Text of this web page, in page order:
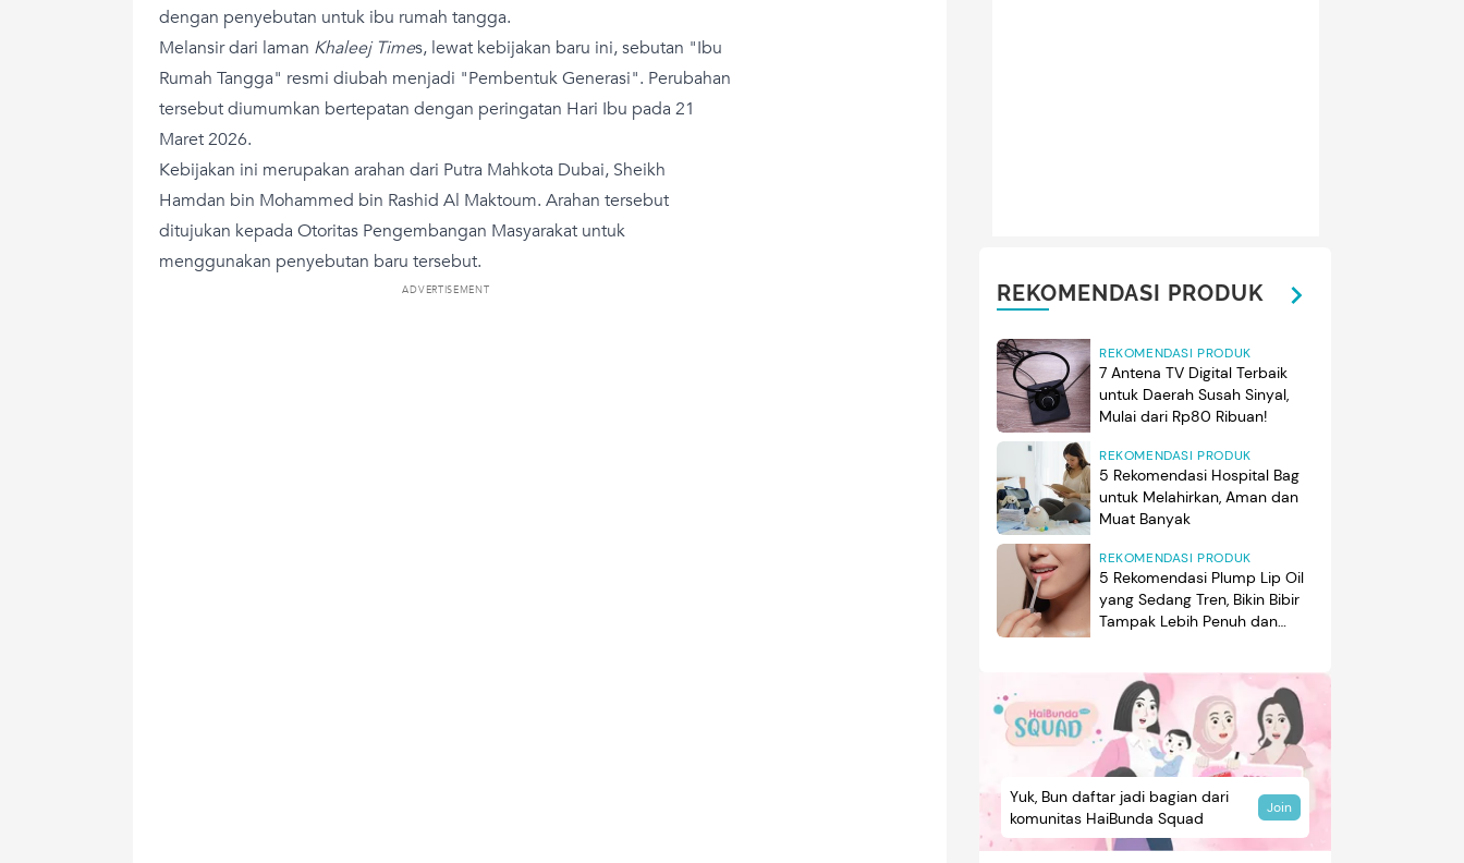
dengan penyebutan untuk ibu rumah tangga.
Melansir dari laman Khaleej Times, lewat kebijakan baru ini, sebutan "Ibu
Rumah Tangga" resmi diubah menjadi "Pembentuk Generasi". Perubahan
tersebut diumumkan bertepatan dengan peringatan Hari Ibu pada 21
Maret 2026.
Kebijakan ini merupakan arahan dari Putra Mahkota Dubai, Sheikh
Hamdan bin Mohammed bin Rashid Al Maktoum. Arahan tersebut
ditujukan kepada Otoritas Pengembangan Masyarakat untuk
menggunakan penyebutan baru tersebut.
ADVERTISEMENT REKOMENDASI PRODUK
REKOMENDASI PRODUK
7 Antena TV Digital Terbaik
untuk Daerah Susah Sinyal,
Mulai dari Rp80 Ribuan!
REKOMENDASI PRODUK
5 Rekomendasi Hospital Bag
untuk Melahirkan, Aman dan
Muat Banyak
REKOMENDASI PRODUK
5 Rekomendasi Plump Lip Oil
yang Sedang Tren, Bikin Bibir
Tampak Lebih Penuh dan
Yuk, Bun daftar jadi bagian dari
komunitas HaiBunda Squad
Join